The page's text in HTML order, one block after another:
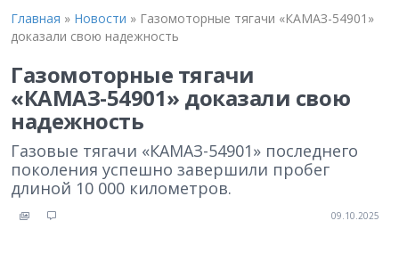
Главная » Новости » Газомоторные тягачи «КАМАЗ-54901»
доказали свою надежность
Газомоторные тягачи
«КАМАЗ-54901» доказали свою
надежность
Газовые тягачи «КАМАЗ-54901» последнего
поколения успешно завершили пробег
длиной 10 000 километров.
09.10.2025